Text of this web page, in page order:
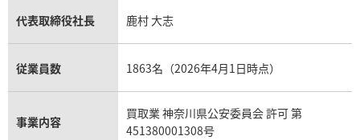
代表取締役社長 鹿村 大志
従業員数 1863名（2026年4月1日時点）
事業内容
買取業 神奈川県公安委員会 許可 第
451380001308号